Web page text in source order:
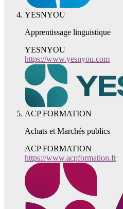
YESNYOU
Apprentissage linguistique
YESNYOU
https://www.yesnyou.com
ACP FORMATION
Achats et Marchés publics
ACP FORMATION
https://www.acpformation.fr